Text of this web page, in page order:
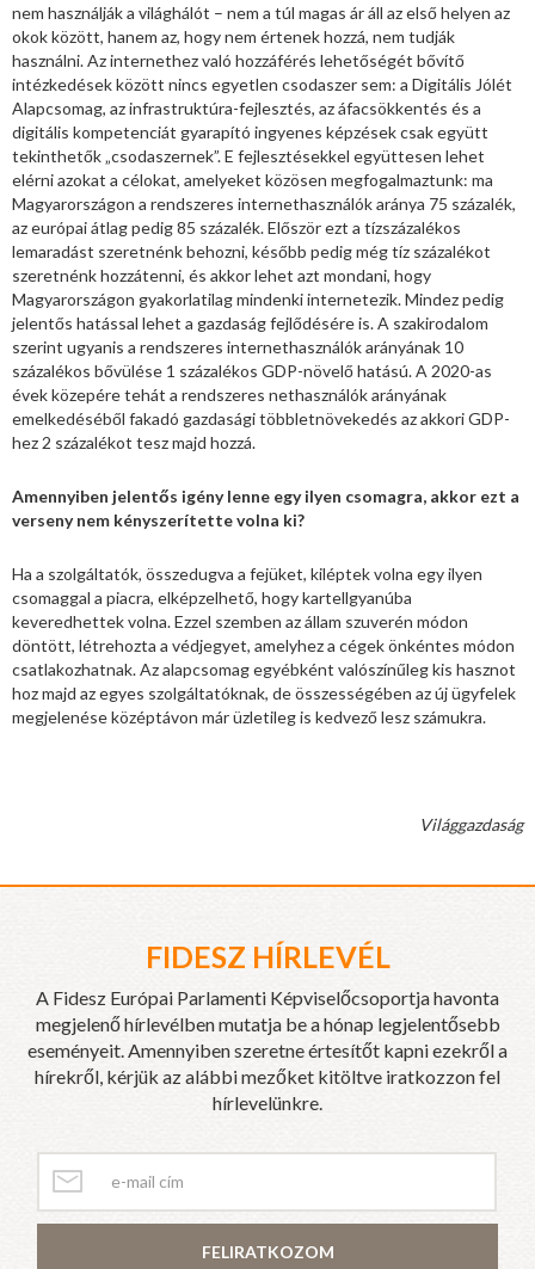
nem használják a világhálót – nem a túl magas ár áll az első helyen az
okok között, hanem az, hogy nem értenek hozzá, nem tudják
használni. Az internethez való hozzáférés lehetőségét bővítő
intézkedések között nincs egyetlen csodaszer sem: a Digitális Jólét
Alapcsomag, az infrastruktúra-fejlesztés, az áfacsökkentés és a
digitális kompetenciát gyarapító ingyenes képzések csak együtt
tekinthetők „csodaszernek”. E fejlesztésekkel együttesen lehet
elérni azokat a célokat, amelyeket közösen megfogalmaztunk: ma
Magyarországon a rendszeres internethasználók aránya 75 százalék,
az európai átlag pedig 85 százalék. Először ezt a tízszázalékos
lemaradást szeretnénk behozni, később pedig még tíz százalékot
szeretnénk hozzátenni, és akkor lehet azt mondani, hogy
Magyarországon gyakorlatilag mindenki internetezik. Mindez pedig
jelentős hatással lehet a gazdaság fejlődésére is. A szakirodalom
szerint ugyanis a rendszeres internethasználók arányának 10
százalékos bővülése 1 százalékos GDP-növelő hatású. A 2020-as
évek közepére tehát a rendszeres nethasználók arányának
emelkedéséből fakadó gazdasági többletnövekedés az akkori GDP-
hez 2 százalékot tesz majd hozzá.
Amennyiben jelentős igény lenne egy ilyen csomagra, akkor ezt a
verseny nem kényszerítette volna ki?
Ha a szolgáltatók, összedugva a fejüket, kiléptek volna egy ilyen
csomaggal a piacra, elképzelhető, hogy kartellgyanúba
keveredhettek volna. Ezzel szemben az állam szuverén módon
döntött, létrehozta a védjegyet, amelyhez a cégek önkéntes módon
csatlakozhatnak. Az alapcsomag egyébként valószínűleg kis hasznot
hoz majd az egyes szolgáltatóknak, de összességében az új ügyfelek
megjelenése középtávon már üzletileg is kedvező lesz számukra.
Világgazdaság
FIDESZ HÍRLEVÉL
A Fidesz Európai Parlamenti Képviselőcsoportja havonta
megjelenő hírlevélben mutatja be a hónap legjelentősebb
eseményeit. Amennyiben szeretne értesítőt kapni ezekről a
hírekről, kérjük az alábbi mezőket kitöltve iratkozzon fel
hírlevelünkre.
FELIRATKOZOM